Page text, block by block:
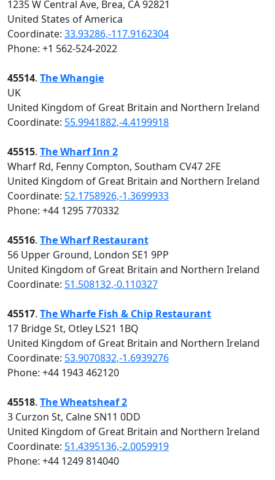
1235 W Central Ave, Brea, CA 92821
United States of America
Coordinate: 33.93286,-117.9162304
Phone: +1 562-524-2022
45514. The Whangie
UK
United Kingdom of Great Britain and Northern Ireland
Coordinate: 55.9941882,-4.4199918
45515. The Wharf Inn 2
Wharf Rd, Fenny Compton, Southam CV47 2FE
United Kingdom of Great Britain and Northern Ireland
Coordinate: 52.1758926,-1.3699933
Phone: +44 1295 770332
45516. The Wharf Restaurant
56 Upper Ground, London SE1 9PP
United Kingdom of Great Britain and Northern Ireland
Coordinate: 51.508132,-0.110327
45517. The Wharfe Fish & Chip Restaurant
17 Bridge St, Otley LS21 1BQ
United Kingdom of Great Britain and Northern Ireland
Coordinate: 53.9070832,-1.6939276
Phone: +44 1943 462120
45518. The Wheatsheaf 2
3 Curzon St, Calne SN11 0DD
United Kingdom of Great Britain and Northern Ireland
Coordinate: 51.4395136,-2.0059919
Phone: +44 1249 814040